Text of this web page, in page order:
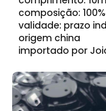
composição:
validade: prazo
origem china
importado por